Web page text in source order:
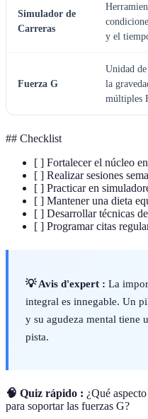
Simulador de
Carreras
y el
Fuerza G
Unidad
la
múltiples
## Checklist
[ ] Fortalecer el núcleo
[ ] Realizar sesiones
[ ] Practicar en
[ ] Mantener una dieta
[ ] Desarrollar técnicas
[ ] Programar citas
💡 Avis d'expert : La
integral es innegable. Un
y su agudeza mental tiene
pista.
🧠 Quiz rápido : ¿Qué
para soportar las fuerzas G?